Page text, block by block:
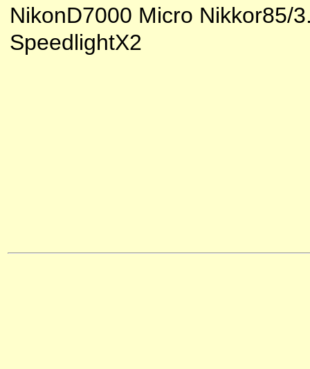
NikonD7000 Micro Nikkor85/
SpeedlightX2